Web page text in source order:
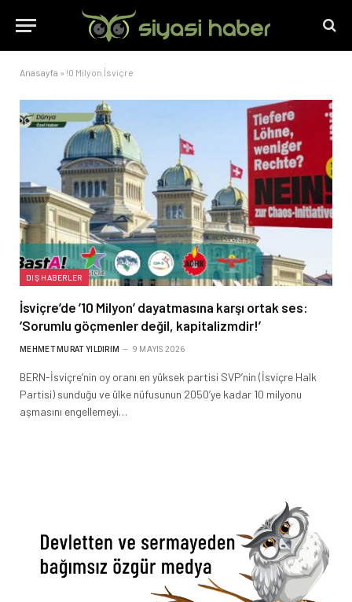
Anasayfa » !0 Milyon İsviçre
DIŞ HABERLER
İsviçre’de ’10 Milyon’ dayatmasına karşı ortak ses:
‘Sorumlu göçmenler değil, kapitalizmdir!’
MEHMET MURAT YILDIRIM 9 MAYIS 2026
BERN-İsviçre’nin oy oranı en yüksek partisi SVP’nin (İsviçre Halk
Partisi) sunduğu ve ülke nüfusunun 2050’ye kadar 10 milyonu
aşmasını engellemeyi…